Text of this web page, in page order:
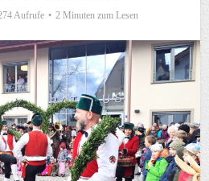
Aufrufe 2 Minuten zum Lesen